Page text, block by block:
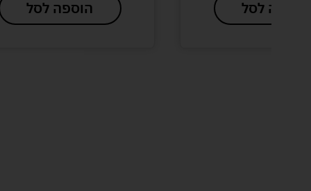
הוספה לסל הוספה לסל